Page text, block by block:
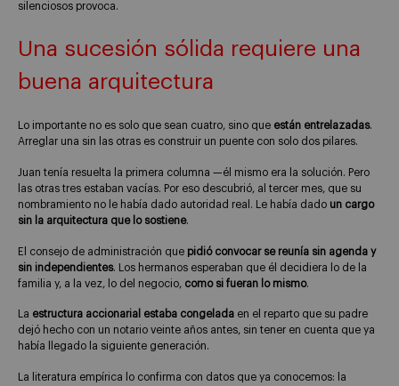
silenciosos provoca.
Una sucesión sólida requiere una
buena arquitectura
Lo importante no es solo que sean cuatro, sino que están entrelazadas.
Arreglar una sin las otras es construir un puente con solo dos pilares.
Juan tenía resuelta la primera columna —él mismo era la solución. Pero
las otras tres estaban vacías. Por eso descubrió, al tercer mes, que su
nombramiento no le había dado autoridad real. Le había dado un cargo
sin la arquitectura que lo sostiene.
El consejo de administración que pidió convocar se reunía sin agenda y
sin independientes. Los hermanos esperaban que él decidiera lo de la
familia y, a la vez, lo del negocio, como si fueran lo mismo.
La estructura accionarial estaba congelada en el reparto que su padre
dejó hecho con un notario veinte años antes, sin tener en cuenta que ya
había llegado la siguiente generación.
La literatura empírica lo confirma con datos que ya conocemos: la